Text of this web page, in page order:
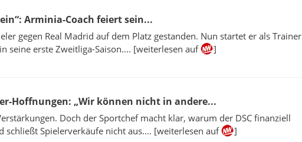
Arminia-Coach feiert sein...
gegen Real Madrid auf dem Platz gestanden. Nun startet er als Trainer
seine erste Zweitliga-Saison.... [weiterlesen auf
]
Hoffnungen: „Wir können nicht in andere...
Doch der Sportchef macht klar, warum der DSC finanziell
schließt Spielerverkäufe nicht aus.... [weiterlesen auf
]